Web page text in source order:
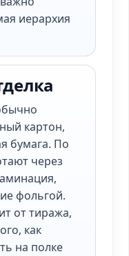
иерархия
картон,
бумага. По
через
фольгой.
от тиража,
как
на полке